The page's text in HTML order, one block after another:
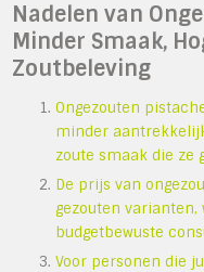
Nadelen van
Minder Smaak,
Zoutbeleving
Ongezouten
minder
zoute smaak die ze
De prijs van
gezouten
budgetbewuste
Voor personen die